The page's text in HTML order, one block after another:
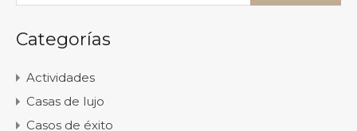
Categorías
Actividades
Casas de lujo
Casos de éxito